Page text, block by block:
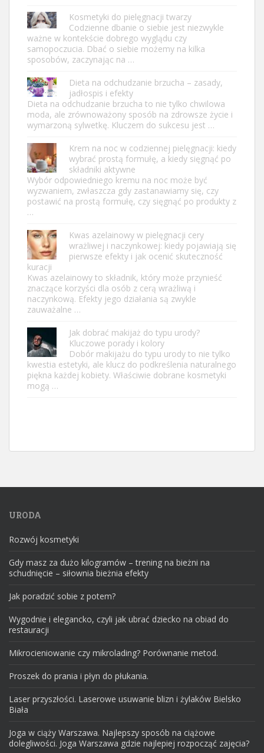
Kosmetyki do pielęgnacji twarzy
Codzienne dbanie o siebie jest niezwykle
ważne w kontekście dobrego wyglądu czy
samopoczucia. Dbać o siebie możemy na kilka
sposobów, zaczynając na …
Dieta na odchudzanie brzucha – zasady,
jadłospis i efekty
Dieta na odchudzanie brzucha to nie tylko chwilowa
moda, ale zrównoważony sposób na zdrowsze życie i
wymarzoną sylwetkę. Kluczem do sukcesu jest …
Krem na noc w codziennej pielęgnacji: kiedy
wybrać prostą formułę, a kiedy sięgnąć po
składniki aktywne
Wybór odpowiedniego kremu na noc może być
wyzwaniem, zwłaszcza gdy zastanawiamy się, czy
postawić na prostą formułę, czy sięgnąć po produkty z
…
Kwas azelainowy w pielęgnacji cery
wrażliwej i naczynkowej: kiedy pojawiają się
pierwsze efekty i jak ocenić skuteczność
kuracji
Kwas azelainowy to składnik, który może przynieść
znaczące korzyści dla osób z cerą wrażliwą i
naczynkową. Efekty jego działania są zwykle
zauważalne …
Jak dobrać makijaż do typu urody?
Kluczowe porady i kolory
Dobór makijażu do typu urody to nie tylko
kwestia estetyki, ale klucz do podkreślenia naturalnego
piękna każdej kobiety. Właściwie dobrane kosmetyki
mogą …
URODA
Rozwój kosmetyki
Gdy masz za dużo kilogramów – trening na bieżni na
schudnięcie – siłownia bieżnia efekty
Jak poradzić sobie z potem?
Wygodnie i elegancko, czyli jak ubrać dziecko na obiad do
restauracji
Mikrocieniowanie czy mikrolading? Porównanie metod.
Proszek do prania i płyn do płukania.
Laser przyszłości. Laserowe usuwanie blizn i żylaków Bielsko
Biała
Joga w ciąży Warszawa. Najlepszy sposób na ciążowe
dolegliwości. Joga Warszawa gdzie najlepiej rozpocząć zajęcia?